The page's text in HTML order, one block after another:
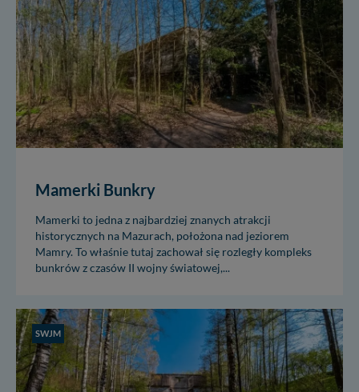
Mamerki Bunkry
Mamerki to jedna z najbardziej znanych atrakcji
historycznych na Mazurach, położona nad jeziorem
Mamry. To właśnie tutaj zachował się rozległy kompleks
bunkrów z czasów II wojny światowej,...
SWJM